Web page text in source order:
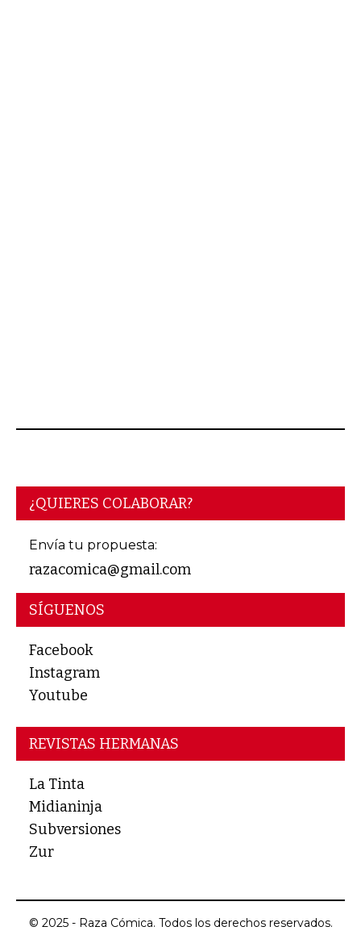
¿QUIERES COLABORAR?
Envía tu propuesta:
razacomica@gmail.com
SÍGUENOS
Facebook
Instagram
Youtube
REVISTAS HERMANAS
La Tinta
Midianinja
Subversiones
Zur
© 2025 - Raza Cómica. Todos los derechos reservados.